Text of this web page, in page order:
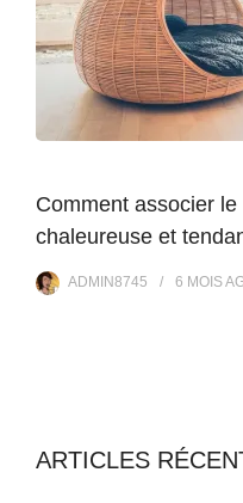
Comment associer
chaleureuse et
ADMIN8745 6 MOIS
ARTICLES